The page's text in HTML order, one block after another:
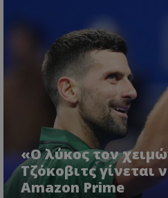
«Ο λύκος τον
Τζόκοβιτς γίνεται
Amazon Prime